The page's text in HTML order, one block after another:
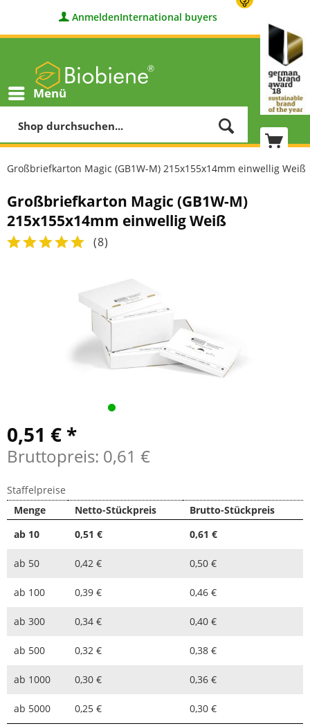
AnmeldenInternational buyers
Menü
Großbriefkarton Magic (GB1W-M) 215x155x14mm einwellig Weiß
Großbriefkarton Magic (GB1W-M)
215x155x14mm einwellig Weiß
(8)
0,51 € *
Bruttopreis: 0,61 €
Staffelpreise
Menge
Netto-Stückpreis
Brutto-Stückpreis
ab 10 0,51 € 0,61 €
ab 50 0,42 € 0,50 €
ab 100 0,39 € 0,46 €
ab 300 0,34 € 0,40 €
ab 500 0,32 € 0,38 €
ab 1000 0,30 € 0,36 €
ab 5000 0,25 € 0,30 €